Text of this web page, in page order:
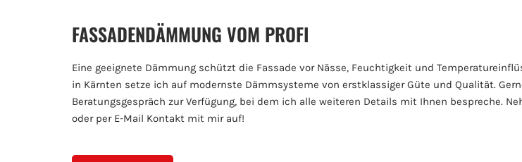
FASSADENDÄMMUNG VOM PROFI
Eine geeignete Dämmung schützt die Fassade vor Nässe, Feuchtigkeit und
in Kärnten setze ich auf modernste Dämmsysteme von erstklassiger Güte und Qualität.
Beratungsgespräch zur Verfügung, bei dem ich alle weiteren Details mit Ihnen bespreche.
oder per E-Mail Kontakt mit mir auf!